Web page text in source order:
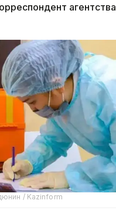
агентства
/ Kazinform